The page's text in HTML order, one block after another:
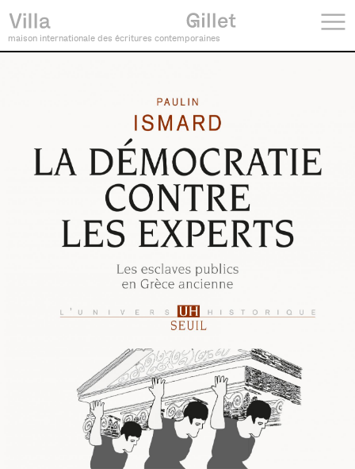
maison internationale des écritures contemporaines